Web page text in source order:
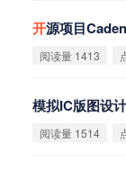
开源项目
阅读量 1413
模拟IC版图设
阅读量 1514